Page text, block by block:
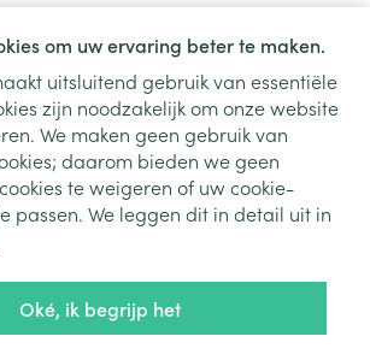
om uw ervaring beter te maken.
uitsluitend gebruik van essentiële
zijn noodzakelijk om onze website
We maken geen gebruik van
daarom bieden we geen
te weigeren of uw cookie-
passen. We leggen dit in detail uit in
Oké, ik begrijp het